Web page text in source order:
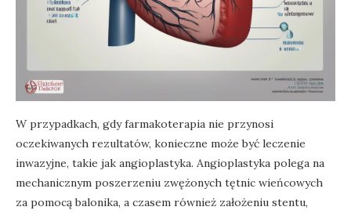
W przypadkach, gdy farmakoterapia nie przynosi
oczekiwanych rezultatów, konieczne może być leczenie
inwazyjne, takie jak angioplastyka. Angioplastyka polega na
mechanicznym poszerzeniu zwężonych tętnic wieńcowych
za pomocą balonika, a czasem również założeniu stentu,